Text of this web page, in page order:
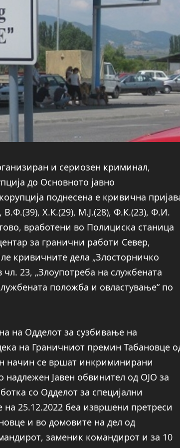
и сериозен криминал,
до Основното јавно
поднесена е кривична
Х.К.(29), М.Ј.(28), Ф.К.(23), Ф.И.
вработени во Полициска станица
за гранични работи Север,
кривичните дела „Злосторничко
23, „Злоупотреба на службената
положба и овластување“ по
на Одделот за сузбивање на
на Граничниот премин Табановце
начин се вршат инкриминирани
надлежен Јавен обвинител од ОЈО за
со Одделот за специјални
25.12.2022 беа извршени претреси
и во домовите на дел од
заменик командирот и за 10